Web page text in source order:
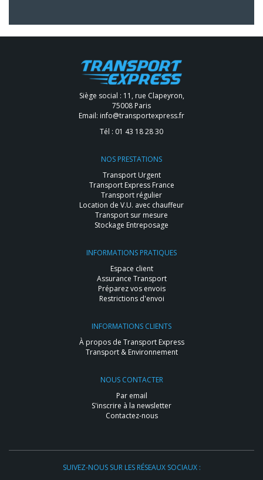
Siège social : 11, rue Clapeyron,
75008 Paris
Email: info@transportexpress.fr
Tél : 01 43 18 28 30
NOS PRESTATIONS
Transport Urgent
Transport Express France
Transport régulier
Location de V.U. avec chauffeur
Transport sur mesure
Stockage Entreposage
INFORMATIONS PRATIQUES
Espace client
Assurance Transport
Préparez vos envois
Restrictions d'envoi
INFORMATIONS CLIENTS
À propos de Transport Express
Transport & Environnement
NOUS CONTACTER
Par email
S'inscrire à la newsletter
Contactez-nous
SUIVEZ-NOUS SUR LES RÉSEAUX SOCIAUX :